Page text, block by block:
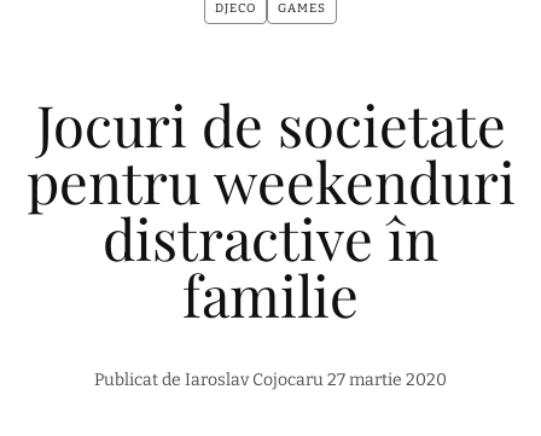
DJECO GAMES
Jocuri de societate
pentru weekenduri
distractive în
familie
Publicat de Iaroslav Cojocaru27 martie 2020